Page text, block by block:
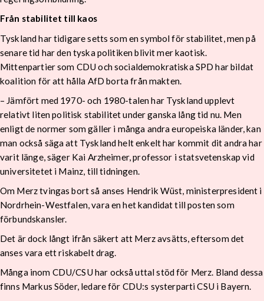
Från stabilitet till kaos
Tyskland har tidigare setts som en symbol för stabilitet, men på
senare tid har den tyska politiken blivit mer kaotisk.
Mittenpartier som CDU och socialdemokratiska SPD har bildat
koalition för att hålla AfD borta från makten.
– Jämfört med 1970- och 1980-talen har Tyskland upplevt
relativt liten politisk stabilitet under ganska lång tid nu. Men
enligt de normer som gäller i många andra europeiska länder, kan
man också säga att Tyskland helt enkelt har kommit dit andra har
varit länge, säger Kai Arzheimer, professor i statsvetenskap vid
universitetet i Mainz, till tidningen.
Om Merz tvingas bort så anses Hendrik Wüst, ministerpresident i
Nordrhein-Westfalen, vara en het kandidat till posten som
förbundskansler.
Det är dock långt ifrån säkert att Merz avsätts, eftersom det
anses vara ett riskabelt drag.
Många inom CDU/CSU har också uttal stöd för Merz. Bland dessa
finns Markus Söder, ledare för CDU:s systerparti CSU i Bayern.